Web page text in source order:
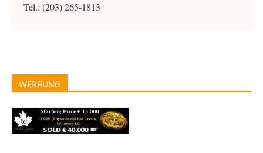
Tel.: (203) 265-1813
WERBUNG